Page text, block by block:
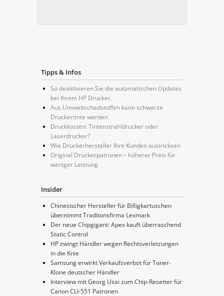
Tipps & Infos
So deaktivieren Sie die automatischen Updates
bei Ihrem HP Drucker.
Aus Umweltschadstoffen kann schwarze
Druckertinte werden
Druckkosten: Tintenstrahldrucker oder
Laserdrucker?
Wie Druckerhersteller Ihre Kunden austricksen
Original Druckerpatronen – höherer Preis für
weniger Leistung
Insider
Chinesischer Hersteller für Billigkartuschen
übernimmt Traditonsfirma Lexmark
Der neue Chipgigant: Apex kauft überraschend
Static Control
HP zwingt Händler wegen Rechtsverletzungen
in die Knie
Samsung erwirkt Verkaufsverbot für Toner-
Klone deutscher Händler
Interview mit Georg Usai zum Chip-Resetter für
Canon CLI-551 Patronen